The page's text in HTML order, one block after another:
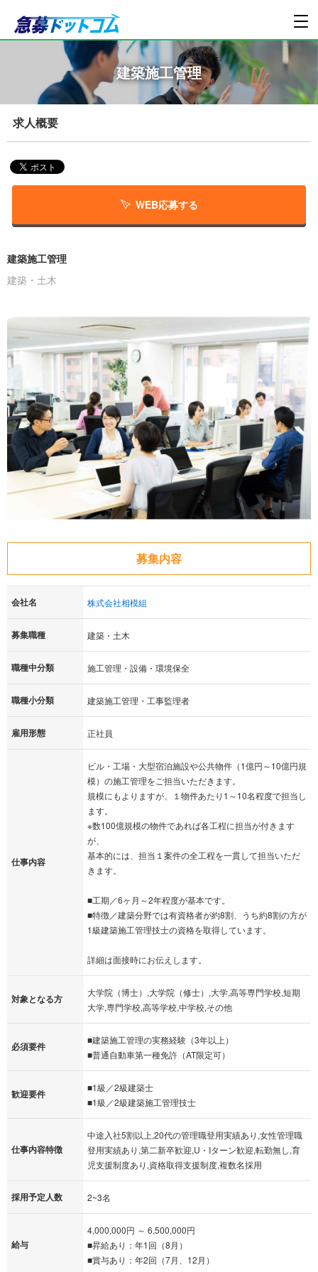
建築施工管理
求人概要
WEB応募する
建築施工管理
建築・土木
募集内容
会社名 株式会社相模組
募集職種 建築・土木
職種中分類 施工管理・設備・環境保全
職種小分類 建築施工管理・工事監理者
雇用形態 正社員
仕事内容
ビル・工場・大型宿泊施設や公共物件（1億円～10億円規
模）の施工管理をご担当いただきます。
規模にもよりますが、１物件あたり1～10名程度で担当し
ます。
※数100億規模の物件であれば各工程に担当が付きます
が、
基本的には、担当１案件の全工程を一貫して担当いただ
きます。
■工期／6ヶ月～2年程度が基本です。
■特徴／建築分野では有資格者が約8割、うち約8割の方が
1級建築施工管理技士の資格を取得しています。
詳細は面接時にお伝えします。
対象となる方
大学院（博士）,大学院（修士）,大学,高等専門学校,短期
大学,専門学校,高等学校,中学校,その他
必須要件
■建築施工管理の実務経験（3年以上）
■普通自動車第一種免許（AT限定可）
歓迎要件
■1級／2級建築士
■1級／2級建築施工管理技士
仕事内容特徴
中途入社5割以上,20代の管理職登用実績あり,女性管理職
登用実績あり,第二新卒歓迎,U・Iターン歓迎,転勤無し,育
児支援制度あり,資格取得支援制度,複数名採用
採用予定人数 2~3名
給与
4,000,000円 ～ 6,500,000円
■昇給あり：年1回（8月）
■賞与あり：年2回（7月、12月）